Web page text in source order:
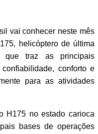
vai conhecer neste mês
helicóptero de última
que traz as principais
conforto e
para as atividades
H175 no estado carioca
bases de operações